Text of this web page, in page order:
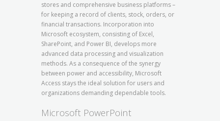
stores and comprehensive business platforms –
for keeping a record of clients, stock, orders, or
financial transactions. Incorporation into
Microsoft ecosystem, consisting of Excel,
SharePoint, and Power BI, develops more
advanced data processing and visualization
methods. As a consequence of the synergy
between power and accessibility, Microsoft
Access stays the ideal solution for users and
organizations demanding dependable tools.
Microsoft PowerPoint